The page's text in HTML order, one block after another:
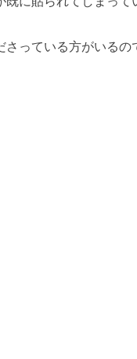
っている方がいるの